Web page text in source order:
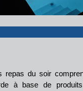
repas du soir
à base de produits